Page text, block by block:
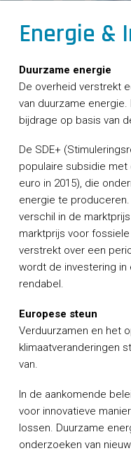
Energie &
Duurzame energie
De overheid verstrekt
van duurzame
bijdrage op basis van
De SDE+
populaire subsidie met
euro in 2015), die
energie te
verschil in de
marktprijs voor
verstrekt over een
wordt de investering in
rendabel.
Europese steun
Verduurzamen en het
klimaatveranderingen
van.
In de aankomende
voor innovatieve
lossen. Duurzame
onderzoeken van